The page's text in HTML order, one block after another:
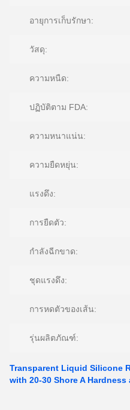
อายุการเก็บรักษา:
วัสดุ:
ความหนืด:
ปฏิบัติตาม FDA:
ความหนาแน่น:
ความยืดหยุ่น:
แรงดึง:
การยืดตัว:
กำลังฉีกขาด:
ชุดแรงดึง:
การหดตัวของเส้น:
รุ่นผลิตภัณฑ์:
Transparent Liquid Silicone
with 20-30 Shore A